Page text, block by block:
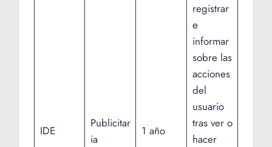
IDE
Publicitar
ia
1 año
registrar
e
informar
sobre las
acciones
del
usuario
tras ver o
hacer